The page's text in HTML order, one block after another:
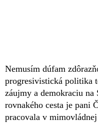
Nemusím dúfam
progresivistická politika
záujmy a demokraciu
rovnakého cesta je pani
pracovala v